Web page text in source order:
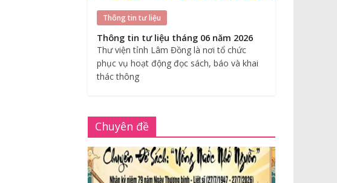
Thông tin tư liệu
Thông tin tư liệu tháng 06 năm 2026
Thư viện tỉnh Lâm Đồng là nơi tổ chức
phục vụ hoạt động đọc sách, báo và khai
thác thông
Chuyên đề